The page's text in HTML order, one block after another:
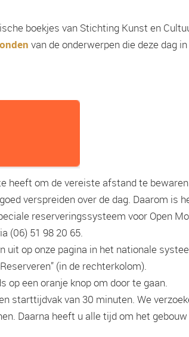
boekjes van Stichting Kunst en
van de onderwerpen die deze dag
heeft om de vereiste afstand te
verspreiden over de dag. Daarom is
reserveringssysteem voor Open
‭(06) 51 98 20 65‬‬.
uit op onze pagina in het nationale
(in de rechterkolom).
op een oranje knop om door te gaan.
starttijdvak van 30 minuten. We
Daarna heeft u alle tijd om het